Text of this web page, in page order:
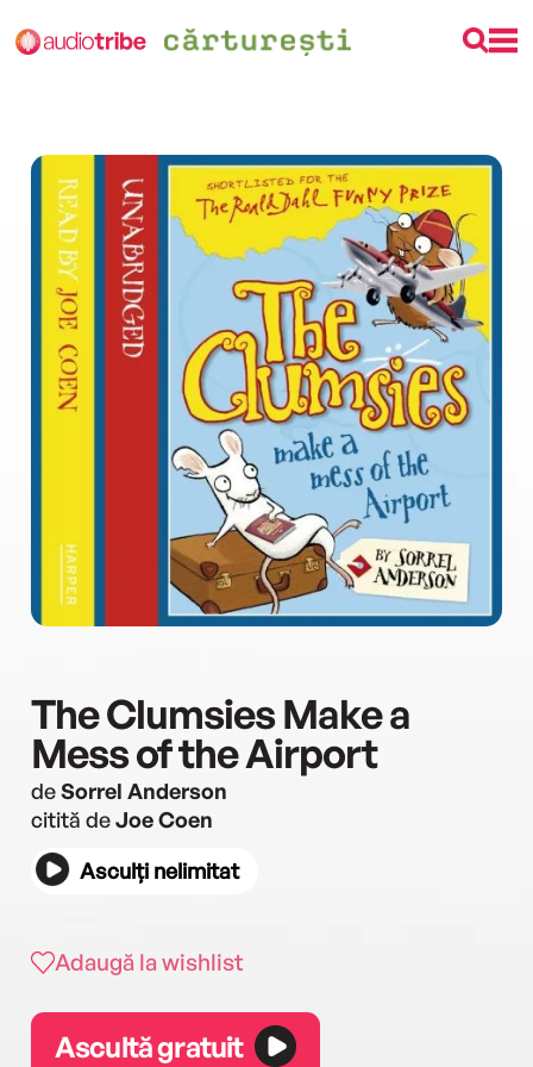
The Clumsies Make a
Mess of the Airport
deSorrel Anderson
citită deJoe Coen
Asculți nelimitat
Adaugă la wishlist
Ascultă gratuit